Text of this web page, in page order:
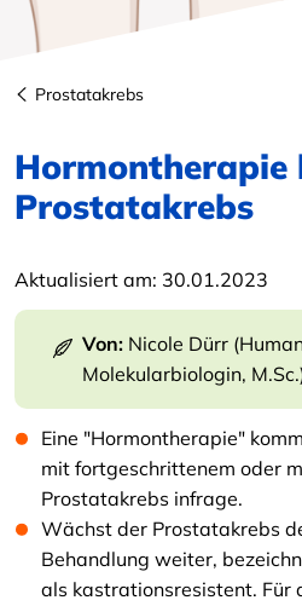
Prostatakrebs
Hormontherapie
Prostatakrebs
Aktualisiert am: 30.01.2023
Von: Nicole Dürr
Molekularbiologin,
Eine "Hormontherapie"
mit fortgeschrittenem oder
Prostatakrebs infrage.
Wächst der Prostatakrebs
Behandlung weiter,
als kastrationsresistent. Für